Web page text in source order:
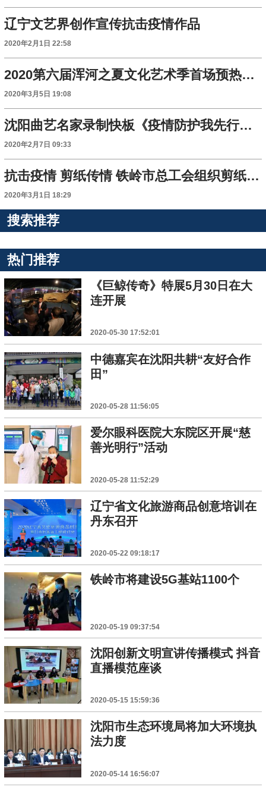
辽宁文艺界创作宣传抗击疫情作品
2020年2月1日 22:58
2020第六届浑河之夏文化艺术季首场预热线上音乐会举行 争做新时代小雷锋
2020年3月5日 19:08
沈阳曲艺名家录制快板《疫情防护我先行》 驻沈留学生参演
2020年2月7日 09:33
抗击疫情 剪纸传情 铁岭市总工会组织剪纸艺术家创作抗疫作品
2020年3月1日 18:29
搜索推荐
热门推荐
《巨鲸传奇》特展5月30日在大
连开展
2020-05-30 17:52:01
中德嘉宾在沈阳共耕“友好合作
田”
2020-05-28 11:56:05
爱尔眼科医院大东院区开展“慈
善光明行”活动
2020-05-28 11:52:29
辽宁省文化旅游商品创意培训在
丹东召开
2020-05-22 09:18:17
铁岭市将建设5G基站1100个
2020-05-19 09:37:54
沈阳创新文明宣讲传播模式 抖音
直播模范座谈
2020-05-15 15:59:36
沈阳市生态环境局将加大环境执
法力度
2020-05-14 16:56:07